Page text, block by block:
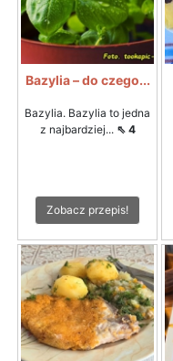
Bazylia – do czego...
Bazylia. Bazylia to jedna
z najbardziej... ⇖ 4
Zobacz przepis!